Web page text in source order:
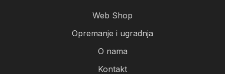
Web Shop
Opremanje i ugradnja
O nama
Kontakt